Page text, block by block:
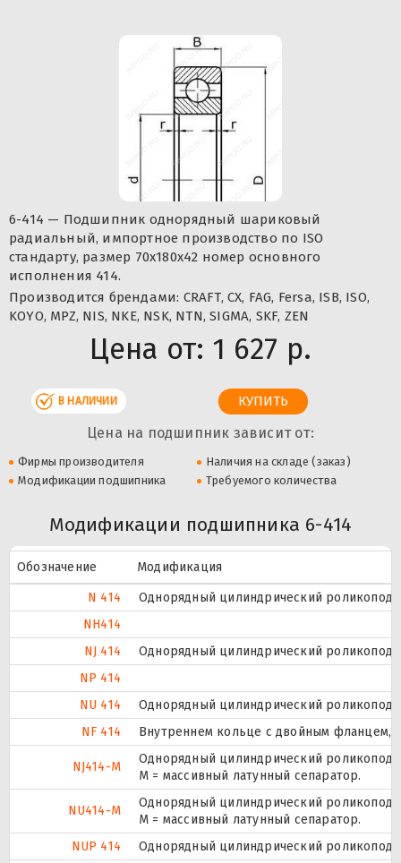
6-414 — Подшипник однорядный шариковый
радиальный, импортное производство по ISO
стандарту, размер 70x180x42 номер основного
исполнения 414.
Производится брендами: CRAFT, CX, FAG, Fersa, ISB, ISO,
KOYO, MPZ, NIS, NKE, NSK, NTN, SIGMA, SKF, ZEN
Цена от: 1 627 р.
В НАЛИЧИИ
Цена на подшипник зависит от:
Фирмы производителя
Наличия на складе (заказ)
Модификации подшипника
Требуемого количества
Модификации подшипника 6-414
Обозначение
Модификация
N 414
Однорядный цилиндрический
NH414
NJ 414
Однорядный цилиндрический
NP 414
NU 414
Однорядный цилиндрический
NF 414
Внутреннем кольце с двойным фланцем,
NJ414-M
Однорядный цилиндрический
M = массивный латунный сепаратор.
NU414-M
Однорядный цилиндрический
M = массивный латунный сепаратор.
NUP 414
Однорядный цилиндрический